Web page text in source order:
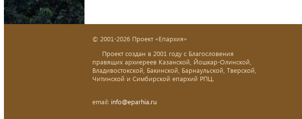
© 2001-2026 Проект «Епархия»
Проект создан в 2001 году с Благословения
правящих архиереев Казанской, Йошкар-Олинской,
Владивостокской, Бакинской, Барнаульской, Тверской,
Читинской и Симбирской епархий РПЦ.
email: info@eparhia.ru